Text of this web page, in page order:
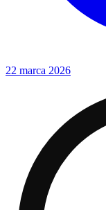
22 marca 2026